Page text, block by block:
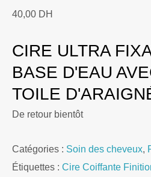
40,00 DH
CIRE ULTRA
BASE D'EAU
TOILE
De retour bientôt
Catégories : Soin des cheveux,
Étiquettes : Cire Coiffante